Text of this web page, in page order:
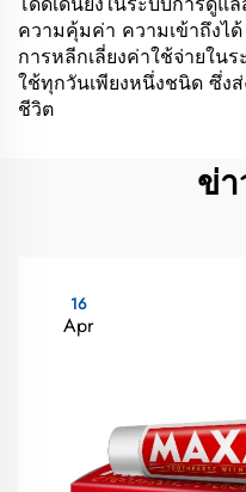
ความคุ้มค่า ความเข้าถึงไ
การหลีกเลี่ยงค่าใช้จ่ายใน
ใช้ทุกวันเพียงหนึ่งชนิด ซึ่ง
ชีวิต
ข่
16
Apr